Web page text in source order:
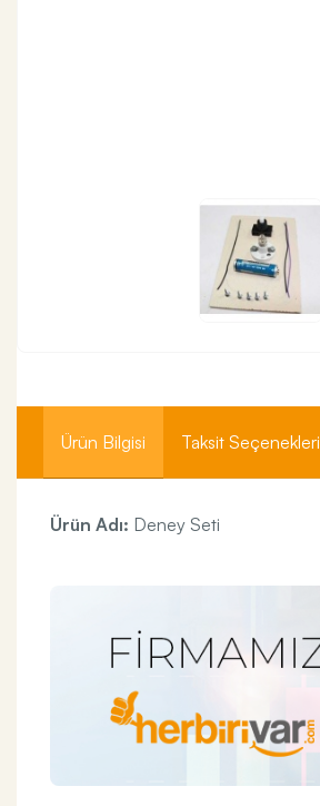
Ürün Bilgisi Taksit Seçenekleri
Ürün Adı: Deney Seti